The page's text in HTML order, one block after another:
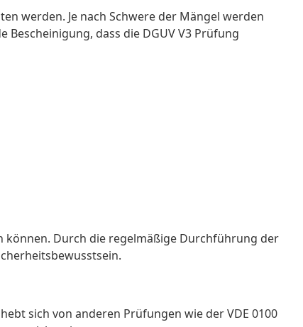
werden. Je nach Schwere der Mängel werden
dass die DGUV V3 Prüfung
können. Durch die regelmäßige Durchführung der
sich von anderen Prüfungen wie der VDE 0100